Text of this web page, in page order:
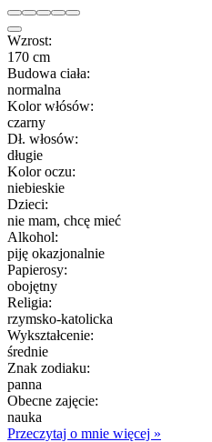
Wzrost:
170 cm
Budowa ciała:
normalna
Kolor włósów:
czarny
Dł. włosów:
długie
Kolor oczu:
niebieskie
Dzieci:
nie mam, chcę mieć
Alkohol:
piję okazjonalnie
Papierosy:
obojętny
Religia:
rzymsko-katolicka
Wykształcenie:
średnie
Znak zodiaku:
panna
Obecne zajęcie:
nauka
Przeczytaj o mnie więcej »